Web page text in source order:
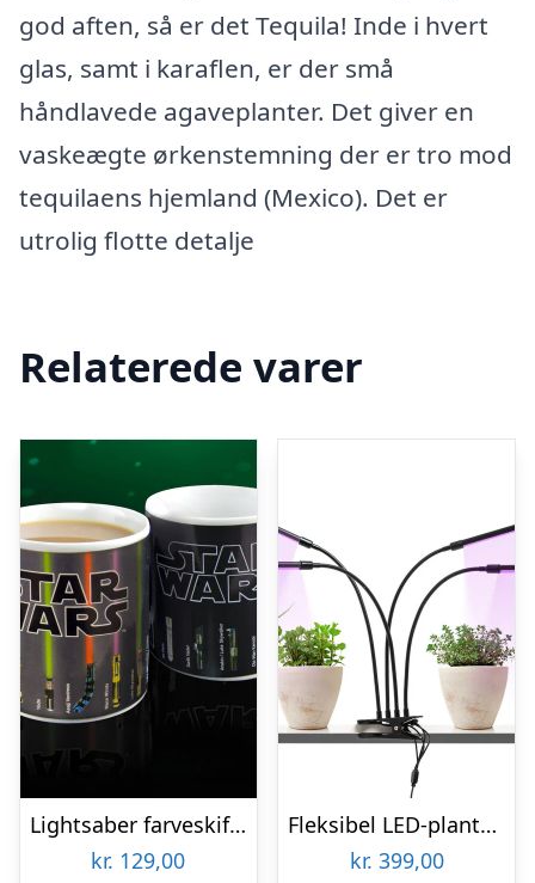
god aften, så er det Tequila! Inde i hvert
glas, samt i karaflen, er der små
håndlavede agaveplanter. Det giver en
vaskeægte ørkenstemning der er tro mod
tequilaens hjemland (Mexico). Det er
utrolig flotte detalje
Relaterede varer
Lightsaber farveskiftende krus
kr. 129,00
Fleksibel LED-plantelampe – KitchPro
kr. 399,00